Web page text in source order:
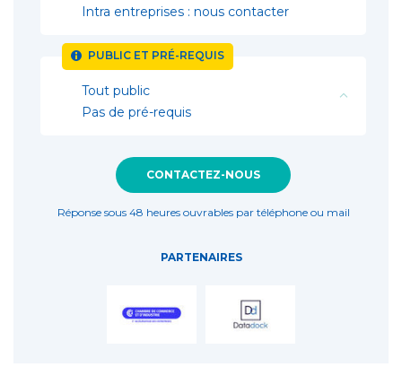
Intra entreprises : nous contacter
PUBLIC ET PRÉ-REQUIS
Tout public
Pas de pré-requis
CONTACTEZ-NOUS
Réponse sous 48 heures ouvrables par téléphone ou mail
PARTENAIRES